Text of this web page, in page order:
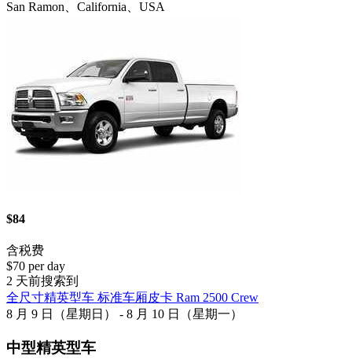
San Ramon、California、USA
$84
含税费
$70 per day
2 天前搜索到
全尺寸精英型车 标准车厢皮卡 Ram 2500 Crew
8 月 9 日（星期日） - 8 月 10 日（星期一）
中型精英型车